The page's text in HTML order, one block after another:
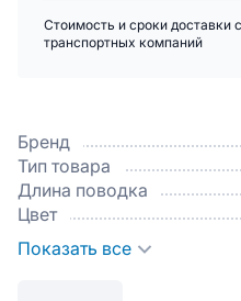
Бренд
Тип товара
Длина поводка
Цвет
Показать все
Стоимость и сроки доставки
транспортных компаний